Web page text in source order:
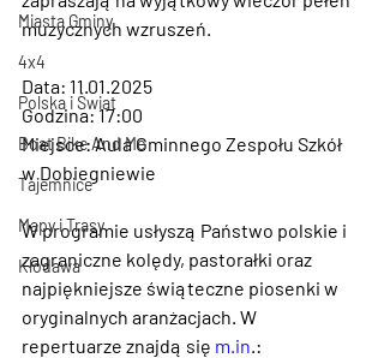
Miasta Gminy
4x4
Polska i Świat
Boat Bike And Me
Tajemnice
Mapy i Trasy
Kłodawa
muzycznych wzruszeń.
Data: 11.01.2025
Godzina: 17:00
Miejsce: Aula Gminnego Zespołu Szkół
w Dobiegniewie
W programie usłyszą Państwo polskie i
zagraniczne kolędy, pastorałki oraz
najpiękniejsze świąteczne piosenki w
oryginalnych aranżacjach. W
repertuarze znajdą się m.in .: